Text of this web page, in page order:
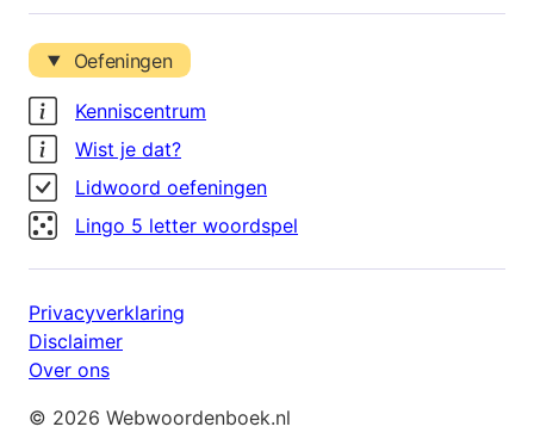
Oefeningen
Kenniscentrum
Wist je dat?
Lidwoord oefeningen
Lingo 5 letter woordspel
Privacyverklaring
Disclaimer
Over ons
© 2026 Webwoordenboek.nl